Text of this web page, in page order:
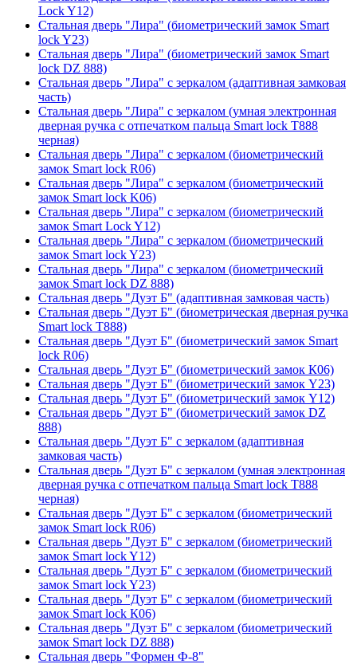
Lock Y12)
Стальная дверь "Лира" (биометрический замок Smart
lock Y23)
Стальная дверь "Лира" (биометрический замок Smart
lock DZ 888)
Стальная дверь "Лира" с зеркалом (адаптивная замковая
часть)
Стальная дверь "Лира" с зеркалом (умная электронная
дверная ручка с отпечатком пальца Smart lock T888
черная)
Стальная дверь "Лира" с зеркалом (биометрический
замок Smart lock R06)
Стальная дверь "Лира" с зеркалом (биометрический
замок Smart lock K06)
Стальная дверь "Лира" с зеркалом (биометрический
замок Smart Lock Y12)
Стальная дверь "Лира" с зеркалом (биометрический
замок Smart lock Y23)
Стальная дверь "Лира" с зеркалом (биометрический
замок Smart lock DZ 888)
Стальная дверь "Дуэт Б" (адаптивная замковая часть)
Стальная дверь "Дуэт Б" (биометрическая дверная ручка
Smart lock T888)
Стальная дверь "Дуэт Б" (биометрический замок Smart
lock R06)
Стальная дверь "Дуэт Б" (биометрический замок К06)
Стальная дверь "Дуэт Б" (биометрический замок Y23)
Стальная дверь "Дуэт Б" (биометрический замок Y12)
Стальная дверь "Дуэт Б" (биометрический замок DZ
888)
Стальная дверь "Дуэт Б" с зеркалом (адаптивная
замковая часть)
Стальная дверь "Дуэт Б" с зеркалом (умная электронная
дверная ручка с отпечатком пальца Smart lock T888
черная)
Стальная дверь "Дуэт Б" с зеркалом (биометрический
замок Smart lock R06)
Стальная дверь "Дуэт Б" с зеркалом (биометрический
замок Smart lock Y12)
Стальная дверь "Дуэт Б" с зеркалом (биометрический
замок Smart lock Y23)
Стальная дверь "Дуэт Б" с зеркалом (биометрический
замок Smart lock К06)
Стальная дверь "Дуэт Б" с зеркалом (биометрический
замок Smart lock DZ 888)
Стальная дверь "Формен Ф-8"